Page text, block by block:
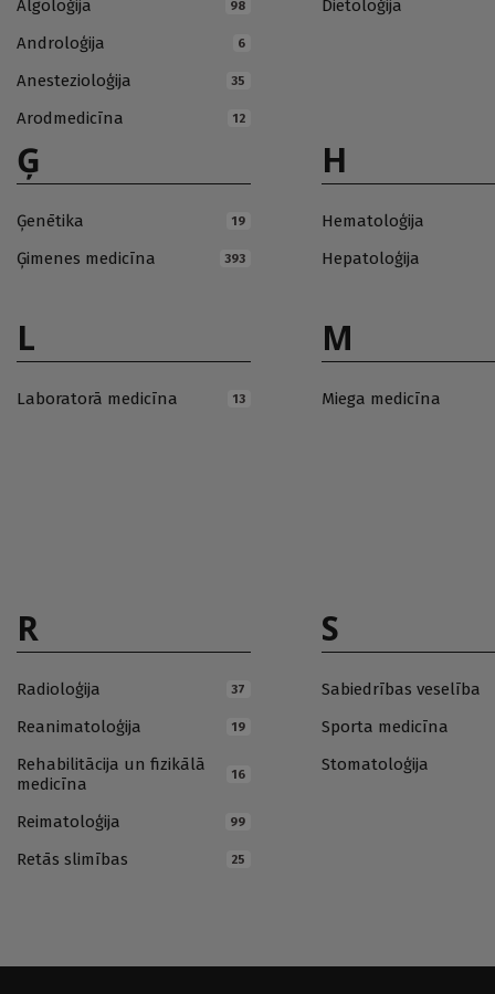
Algoloģija 98
Androloģija 6
Anestezioloģija 35
Arodmedicīna 12
Dietoloģija
Ģ
Ģenētika 19
Ģimenes medicīna 393
H
Hematoloģija
Hepatoloģija
L
Laboratorā medicīna 13
M
Miega medicīna
R
Radioloģija 37
Reanimatoloģija 19
Rehabilitācija un fizikālā
medicīna
16
Reimatoloģija 99
Retās slimības 25
S
Sabiedrības veselība
Sporta medicīna
Stomatoloģija